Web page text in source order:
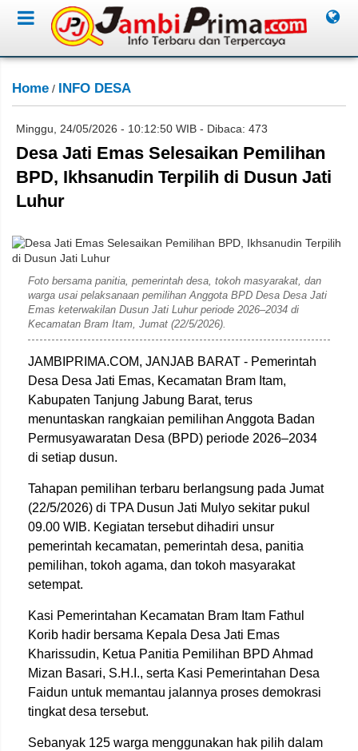
Home / INFO DESA
Minggu, 24/05/2026 - 10:12:50 WIB - Dibaca: 473
Desa Jati Emas Selesaikan Pemilihan
BPD, Ikhsanudin Terpilih di Dusun Jati
Luhur
Foto bersama panitia, pemerintah desa, tokoh masyarakat, dan
warga usai pelaksanaan pemilihan Anggota BPD Desa Desa Jati
Emas keterwakilan Dusun Jati Luhur periode 2026–2034 di
Kecamatan Bram Itam, Jumat (22/5/2026).
JAMBIPRIMA.COM, JANJAB BARAT - Pemerintah
Desa Desa Jati Emas, Kecamatan Bram Itam,
Kabupaten Tanjung Jabung Barat, terus
menuntaskan rangkaian pemilihan Anggota Badan
Permusyawaratan Desa (BPD) periode 2026–2034
di setiap dusun.
Tahapan pemilihan terbaru berlangsung pada Jumat
(22/5/2026) di TPA Dusun Jati Mulyo sekitar pukul
09.00 WIB. Kegiatan tersebut dihadiri unsur
pemerintah kecamatan, pemerintah desa, panitia
pemilihan, tokoh agama, dan tokoh masyarakat
setempat.
Kasi Pemerintahan Kecamatan Bram Itam Fathul
Korib hadir bersama Kepala Desa Jati Emas
Kharissudin, Ketua Panitia Pemilihan BPD Ahmad
Mizan Basari, S.H.I., serta Kasi Pemerintahan Desa
Faidun untuk memantau jalannya proses demokrasi
tingkat desa tersebut.
Sebanyak 125 warga menggunakan hak pilih dalam